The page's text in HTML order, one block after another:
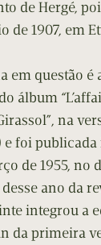
de Hergé,
de 1907, em
em questão é
álbum
na
e foi
de 1955, no
ano da
integrou a
da primeira